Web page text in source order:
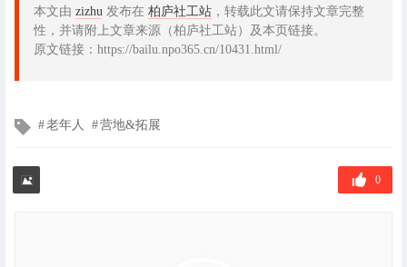
本文由 zizhu 发布在 柏庐社工站 ，转载此文请保持文章完整
性，并请附上文章来源（柏庐社工站）及本页链接。
原文链接：https://bailu.npo365.cn/10431.html/
文
签
老年人 营地&拓展
0